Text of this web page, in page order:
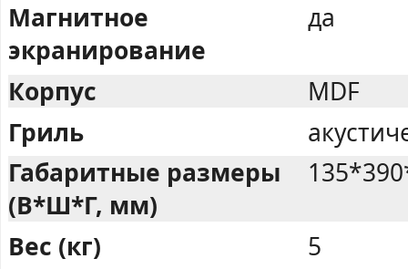
Магнитное
экранирование
да
Корпус
MDF
Гриль
Габаритные размеры
(В*Ш*Г, мм)
Вес (кг)
5